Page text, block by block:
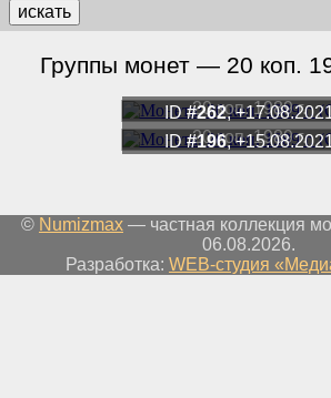
искать
Группы монет — 20 коп.
20 коп. 1989 г.
ID#262,
20 коп. 1989 г.
ID#196,
© Numizmax — частная коллекция
06.08.2026.
Разработка: WEB-студия